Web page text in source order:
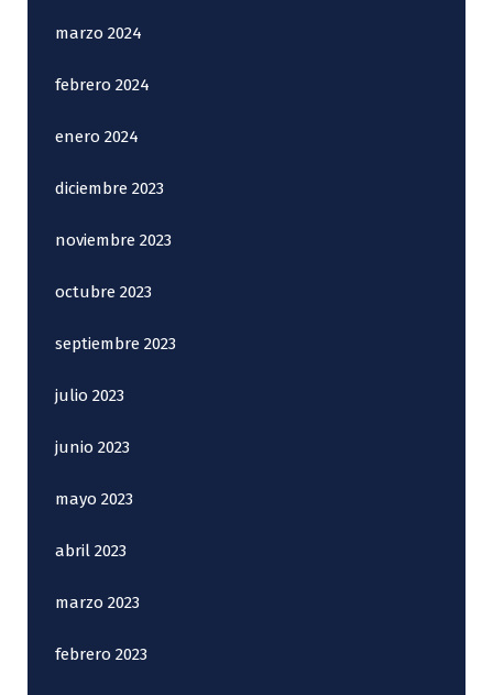
marzo 2024
febrero 2024
enero 2024
diciembre 2023
noviembre 2023
octubre 2023
septiembre 2023
julio 2023
junio 2023
mayo 2023
abril 2023
marzo 2023
febrero 2023